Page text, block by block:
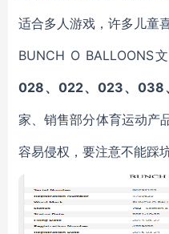
适合多人游戏，许多儿童
BUNCH O BALLOONS
028、022、023、038
家、销售部分体育运动产
容易侵权，要注意不能踩坑